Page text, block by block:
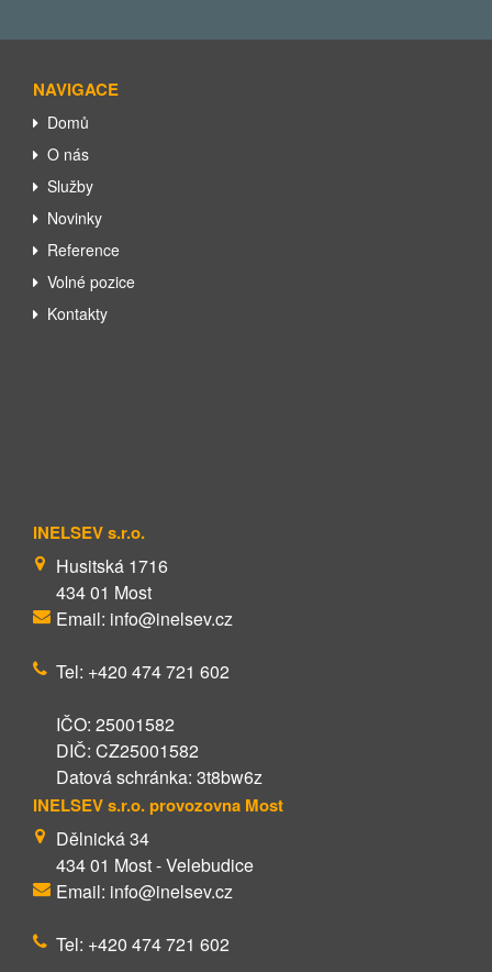
NAVIGACE
Domů
O nás
Služby
Novinky
Reference
Volné pozice
Kontakty
INELSEV s.r.o.
Husitská 1716
434 01 Most
Email: info@inelsev.cz
Tel: +420 474 721 602
IČO: 25001582
DIČ: CZ25001582
Datová schránka: 3t8bw6z
INELSEV s.r.o. provozovna Most
Dělnická 34
434 01 Most - Velebudice
Email: info@inelsev.cz
Tel: +420 474 721 602